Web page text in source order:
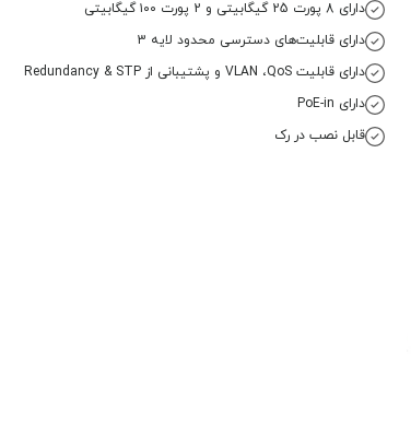
دارای 8 پورت‌ 25 گیگابیتی و 2 پورت ۱۰۰ گیگابیتی
دارای قابلیت‌های دسترسی محدود لایه 3
دارای قابلیت VLAN ،QoS و پشتیبانی از Redundancy & STP
دارای PoE-in
قابل نصب در رک